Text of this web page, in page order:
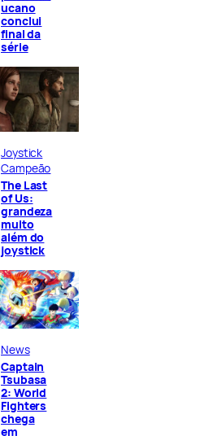
ucano
conclui
final da
série
Joystick
Campeão
The Last
of Us:
grandeza
muito
além do
joystick
News
Captain
Tsubasa
2: World
Fighters
chega
em